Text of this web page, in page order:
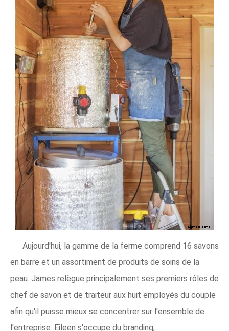
Aujourd'hui, la gamme de la ferme comprend 16 savons
en barre et un assortiment de produits de soins de la
peau. James relègue principalement ses premiers rôles de
chef de savon et de traiteur aux huit employés du couple
afin qu'il puisse mieux se concentrer sur l'ensemble de
l'entreprise. Eileen s'occupe du branding,